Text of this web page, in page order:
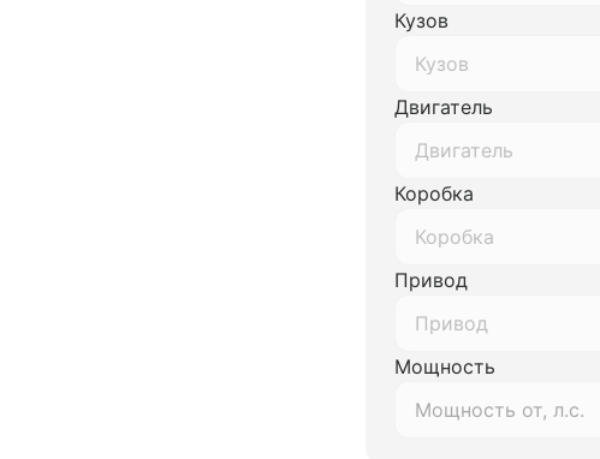
Кузов
Кузов
Двигатель
Двигатель
Коробка
Коробка
Привод
Привод
Мощность